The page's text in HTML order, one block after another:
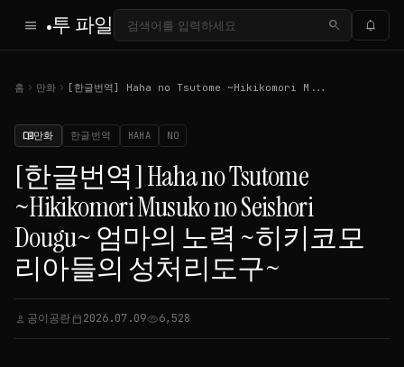
menu 투 파일 search notifications
홈 chevron_right 만화 chevron_right [한글번역] Haha no Tsutome ~Hikikomori M...
menu_book만화 한글번역 HAHA NO
[한글번역] Haha no Tsutome
~Hikikomori Musuko no Seishori
Dougu~ 엄마의 노력 ~히키코모
리아들의 성처리도구~
person 공이공란calendar_today2026.07.09visibility6,528